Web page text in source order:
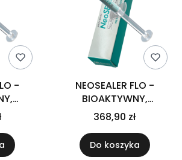
-
NEOSEALER FLO -
BIOAKTYWNY,
BIOCERAMICZNY
GOTOWY
USZCZELNIACZ
KANAŁOWY 2.2g bez
368,90 zł
Do koszyka